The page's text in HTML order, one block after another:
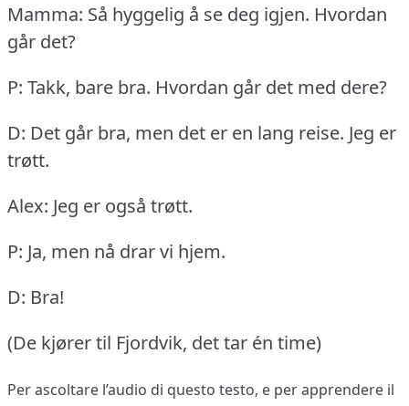
Mamma: Så hyggelig å se deg igjen. Hvordan
går det?
P: Takk, bare bra. Hvordan går det med dere?
D: Det går bra, men det er en lang reise. Jeg er
trøtt.
Alex: Jeg er også trøtt.
P: Ja, men nå drar vi hjem.
D: Bra!
(De kjører til Fjordvik, det tar én time)
Per ascoltare l’audio di questo testo, e per apprendere il